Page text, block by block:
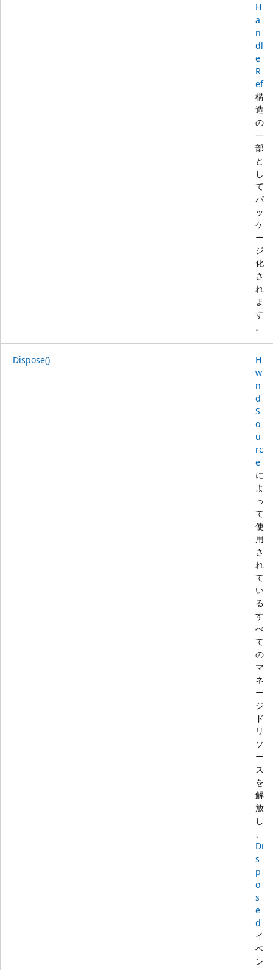
H
a
n
dl
e
R
ef
構
造
の
一
部
と
し
て
パ
ッ
ケ
ー
ジ
化
さ
れ
ま
す
。
Dispose()
H
w
n
d
S
o
u
rc
e
に
よ
っ
て
使
用
さ
れ
て
い
る
す
べ
て
の
マ
ネ
ー
ジ
ド
リ
ソ
ー
ス
を
解
放
し
Di
s
p
o
s
e
d
イ
ベ
ン